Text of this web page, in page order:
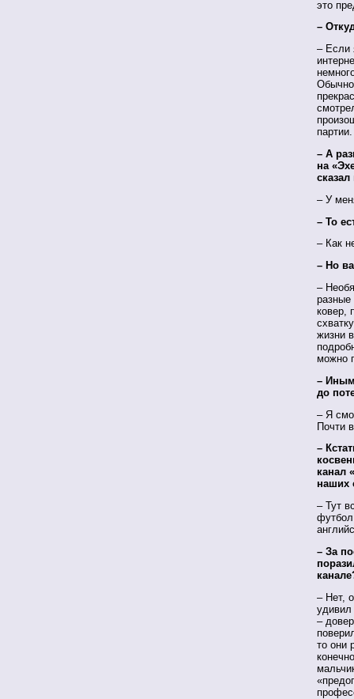
это
–
– Если
Обычно
партии.
– А
на
– У
– То
– Как
– Но
–
разные
ковер,
жизни
можно
–
до
– Я
Почти
–
канал
наших
– Тут
– За
– Нет,
–
то они